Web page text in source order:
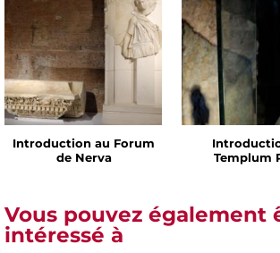
Introduction au Forum
de Nerva
Templum
Vous pouvez également
intéressé à